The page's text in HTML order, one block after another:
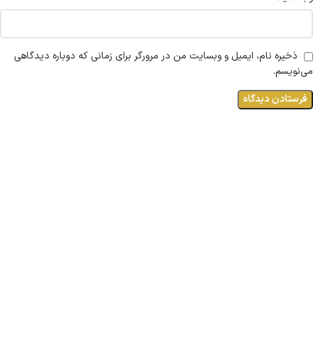
ذخیره نام، ایمیل و وبسایت من در مرورگر برای زمانی که دوباره دیدگاهی
می‌نویسم.